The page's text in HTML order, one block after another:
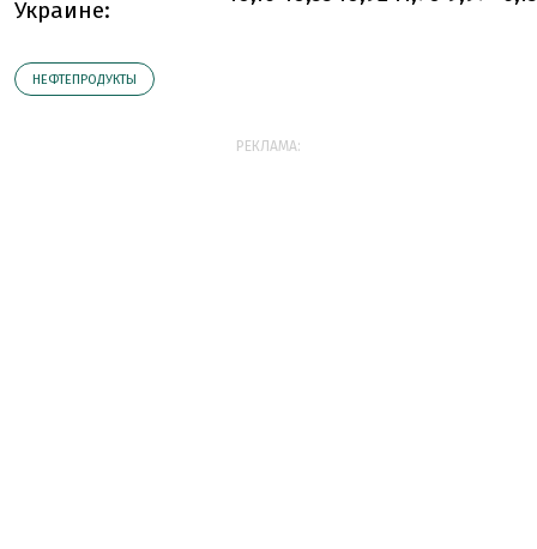
Украине:
НЕФТЕПРОДУКТЫ
РЕКЛАМА: